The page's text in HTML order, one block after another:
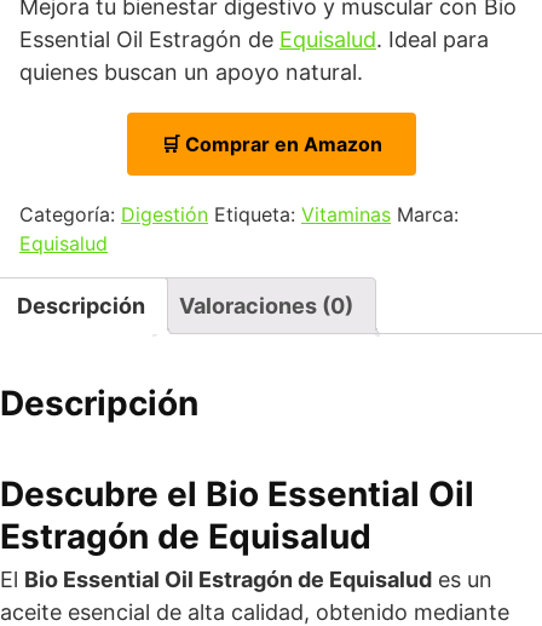
Mejora tu bienestar digestivo y muscular con Bio
Essential Oil Estragón de Equisalud. Ideal para
quienes buscan un apoyo natural.
🛒 Comprar en Amazon
Categoría: Digestión Etiqueta: Vitaminas Marca:
Equisalud
Descripción Valoraciones (0)
Descripción
Descubre el Bio Essential Oil
Estragón de Equisalud
El Bio Essential Oil Estragón de Equisalud es un
aceite esencial de alta calidad, obtenido mediante